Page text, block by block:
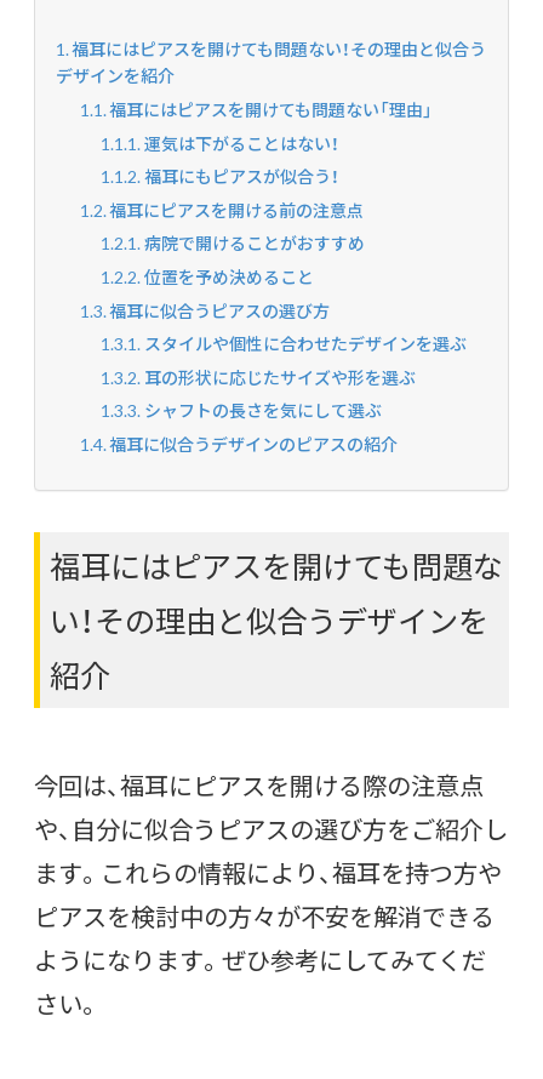
福耳にはピアスを開けても問題ない！その理由と似合う
デザインを紹介
福耳にはピアスを開けても問題ない「理由」
運気は下がることはない！
福耳にもピアスが似合う！
福耳にピアスを開ける前の注意点
病院で開けることがおすすめ
位置を予め決めること
福耳に似合うピアスの選び方
スタイルや個性に合わせたデザインを選ぶ
耳の形状に応じたサイズや形を選ぶ
シャフトの長さを気にして選ぶ
福耳に似合うデザインのピアスの紹介
福耳にはピアスを開けても問題な
い！その理由と似合うデザインを
紹介
今回は、福耳にピアスを開ける際の注意点
や、自分に似合うピアスの選び方をご紹介し
ます。これらの情報により、福耳を持つ方や
ピアスを検討中の方々が不安を解消できる
ようになります。ぜひ参考にしてみてくだ
さい。